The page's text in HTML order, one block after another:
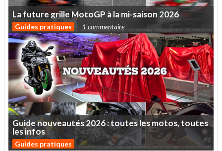
Lafuturegrille MotoGP àlami-saison 2026
Guides pratiques 1 commentaire
Guidenouveautés2026:touteslesmotos,toutes
lesinfos
Guides pratiques